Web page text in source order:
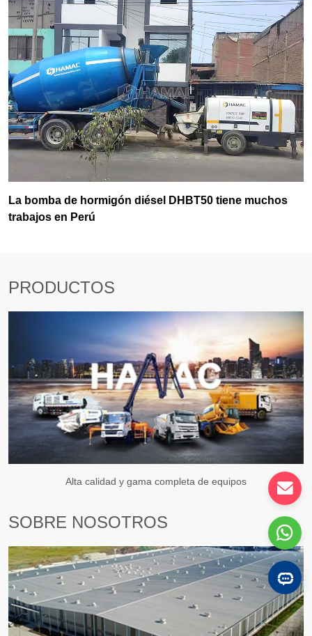
La bomba de hormigón diésel DHBT50 tiene muchos
trabajos en Perú
PRODUCTOS
Alta calidad y gama completa de equipos
SOBRE NOSOTROS